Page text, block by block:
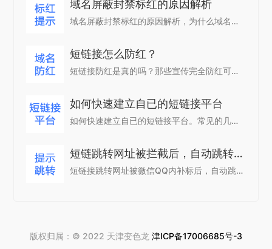
域名屏蔽封禁标红的原因解析
域名屏蔽封禁标红的原因解析，为什么域名被微信内禁止访问。
短链接怎么防红？
短链接防红是真的吗？那些宣传完全防红可信度多高。
如何快速建立自已的短链接平台
如何快速建立自已的短链接平台。常见的几种方式
短链跳转网址被拦截后，自动跳转提示页。
短链接跳转网址被微信QQ内补标后，自动跳转提示页面。
版权归属：© 2022 天津变色龙 津ICP备17006685号-3